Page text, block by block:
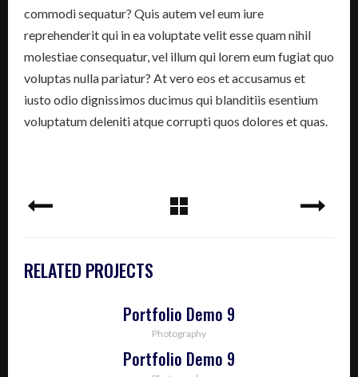
commodi sequatur? Quis autem vel eum iure
reprehenderit qui in ea voluptate velit esse quam nihil
molestiae consequatur, vel illum qui lorem eum fugiat quo
voluptas nulla pariatur? At vero eos et accusamus et
iusto odio dignissimos ducimus qui blanditiis esentium
voluptatum deleniti atque corrupti quos dolores et quas.
RELATED PROJECTS
Portfolio Demo 9
Photography
Portfolio Demo 9